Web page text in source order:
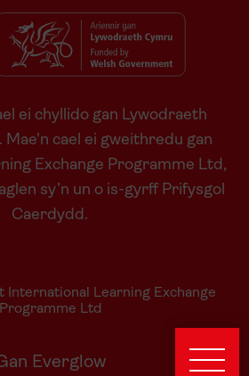
ei chyllido gan Lywodraeth
Mae'n cael ei gweithredu gan
Exchange Programme Ltd,
sy’n un o is-gyrff Prifysgol
Caerdydd.
Learning Exchange
Programme Ltd
Everglow